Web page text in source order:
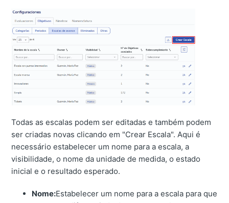
Todas as escalas podem ser editadas e também podem
ser criadas novas clicando em "Crear Escala". Aqui é
necessário estabelecer um nome para a escala, a
visibilidade, o nome da unidade de medida, o estado
inicial e o resultado esperado.
Nome:Estabelecer um nome para a escala para que